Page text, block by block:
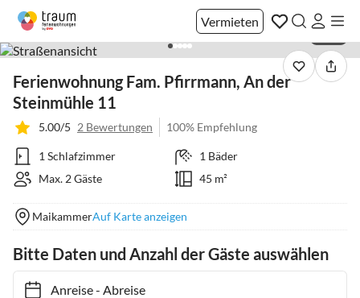
Vermieten
Ferienwohnung Fam. Pfirrmann, An der
Steinmühle 11
5.00/5 2 Bewertungen 100% Empfehlung
1 Schlafzimmer
1 Bäder
Max. 2 Gäste
45 m²
MaikammerAuf Karte anzeigen
Bitte Daten und Anzahl der Gäste auswählen
Anreise- Abreise